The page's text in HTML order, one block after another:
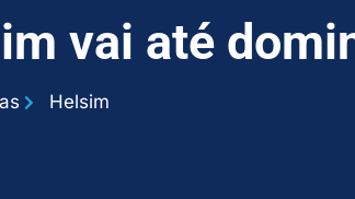
vai até
Helsim